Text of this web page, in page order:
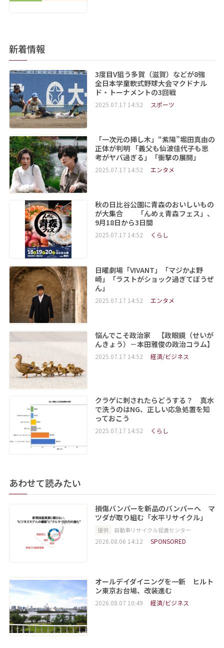
新着情報
3度目V狙う多賀（滋賀）などが8強
全日本学童軟式野球大会マクドナル
ド・トーナメントの3回戦
2025.07.17 14:52 スポーツ
「一次元の挿し木」“紫陽”堀田真由の
正体が判明 「義父も仙波佳代子も思
考がヤバ過ぎる」「衝撃の展開」
2025.07.17 14:52 エンタメ
秋の日比谷公園に青森のおいしいもの
が大集合 「んめぇ青森フェス」、
9月18日から3日間
2025.07.17 14:52 くらし
日曜劇場「VIVANT」「マジかよ野
崎」「ラストがショック過ぎてぼうぜ
ん」
2025.07.17 14:52 エンタメ
悩んでこそ政治家 【政眼鏡（せいが
んきょう）－本田雅俊の政治コラム】
2025.07.17 14:52 経済/ビジネス
クラゲに刺されたらどうする？ 真水
で洗うのはNG、正しい応急処置を知
っておこう
2025.07.17 14:52 くらし
あわせて読みたい
損傷バンパーを新品のバンパーへ マ
ツダが取り組む「水平リサイクル」
提供 自動車リサイクル促進センター
2026.08.06 14:12 SPONSORED
オールデイダイニングを一新 ヒルト
ン東京お台場、改装進む
2026.08.07 10:49 経済/ビジネス